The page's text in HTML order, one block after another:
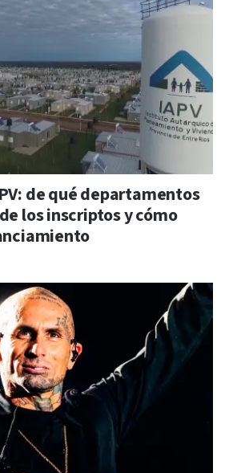
de qué departamentos
los inscriptos y cómo